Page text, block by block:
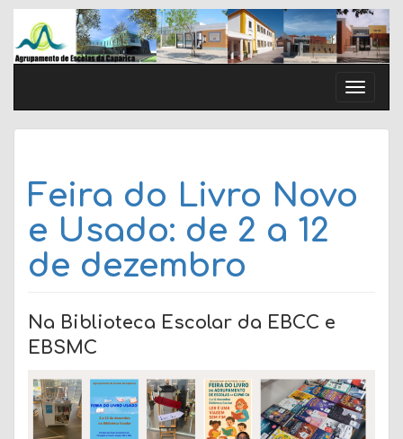
Skip
content
Toggle
Feira do Livro Novo
e Usado: de 2 a 12
de dezembro
Na Biblioteca Escolar da EBCC e
EBSMC